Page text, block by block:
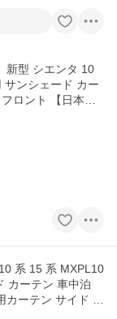
新型 シエンタ 10
サンシェード カー
ロント 【日本
系 15 系 MXPL10
カーテン 車中泊
ーテン サイド セ